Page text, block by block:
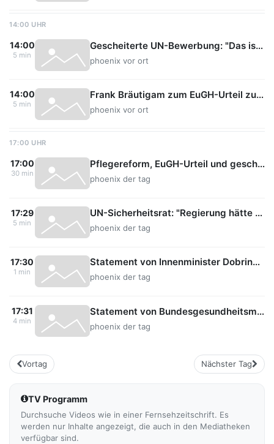
14:00 UHR
14:00
5 min
Gescheiterte UN-Bewerbung: "Das ist eine Blamage"
phoenix vor ort
14:00
5 min
Frank Bräutigam zum EuGH-Urteil zur Kürzung von Asylbewerberleistungen
phoenix vor ort
17:00 UHR
17:00
30 min
Pflegereform, EuGH-Urteil und gescheiterte UN-Bewerbung | der tag
phoenix der tag
17:29
5 min
UN-Sicherheitsrat: "Regierung hätte weit deutlicher das Völkerrecht verteidigen müssen"
phoenix der tag
17:30
1 min
Statement von Innenminister Dobrindt (CSU) zum EuGH-Urteil zu Kürzungen von Asylbewerberleistungen
phoenix der tag
17:31
4 min
Statement von Bundesgesundheitsministerin Warken zur Reform der Pflege
phoenix der tag
Vortag Nächster Tag
TV Programm
Durchsuche Videos wie in einer Fernsehzeitschrift. Es
werden nur Inhalte angezeigt, die auch in den Mediatheken
verfügbar sind.